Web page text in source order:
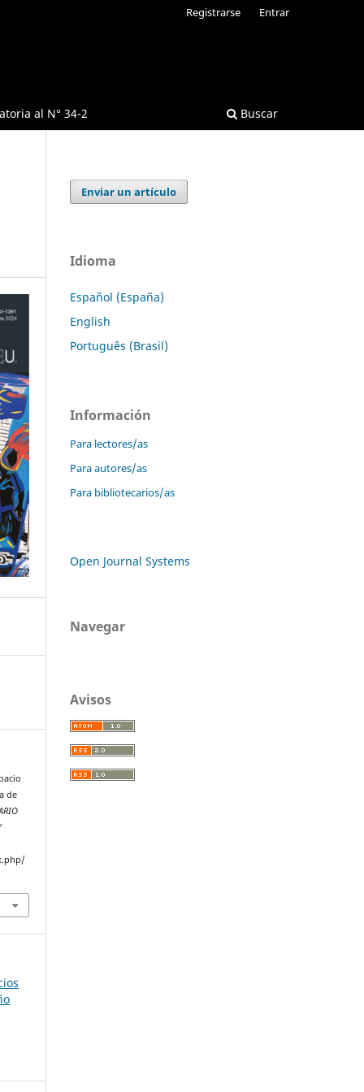
al N° 34-2 Buscar
Registrarse Entrar
de
Enviar un artículo
Idioma
Español (España)
English
Português (Brasil)
Información
Para lectores/as
Para autores/as
Para bibliotecarios/as
Open Journal Systems
Navegar
Avisos